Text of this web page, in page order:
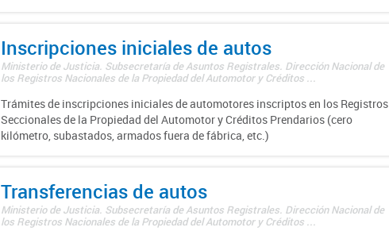
Inscripciones iniciales de autos
Ministerio de Justicia. Subsecretaría de Asuntos Registrales. Dirección Nacional de
los Registros Nacionales de la Propiedad del Automotor y Créditos ...
Trámites de inscripciones iniciales de automotores inscriptos en los Registros
Seccionales de la Propiedad del Automotor y Créditos Prendarios (cero
kilómetro, subastados, armados fuera de fábrica, etc.)
Transferencias de autos
Ministerio de Justicia. Subsecretaría de Asuntos Registrales. Dirección Nacional de
los Registros Nacionales de la Propiedad del Automotor y Créditos ...